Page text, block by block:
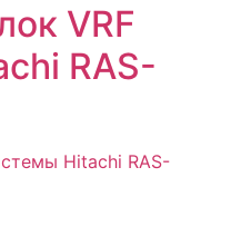
VRF
RAS-